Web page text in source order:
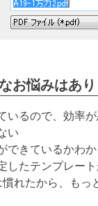
お悩みはあり
いるので、効率
い
できているかわ
したテンプレー
れたから、もっ